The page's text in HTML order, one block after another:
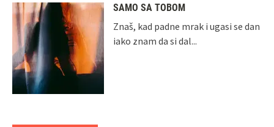
SAMO SA TOBOM
Znaš, kad padne mrak i ugasi se dan
iako znam da si dal...